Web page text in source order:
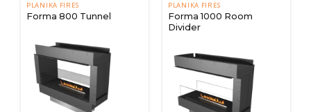
PLANIKA FIRES
Forma 800 Tunnel
PLANIKA FIRES
Forma 1000 Room
Divider